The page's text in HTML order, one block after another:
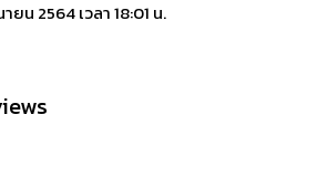
ยน 2564 เวลา 18:01 น.